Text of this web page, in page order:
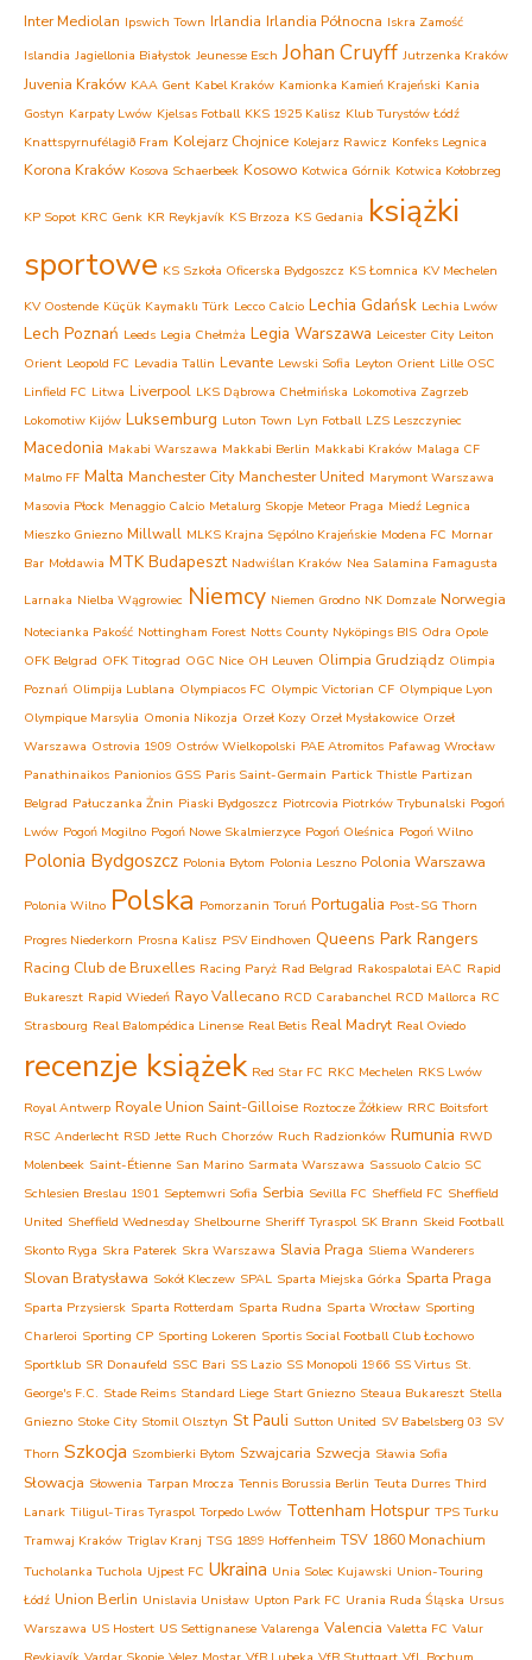
Inter Mediolan Ipswich Town Irlandia Irlandia Północna Iskra Zamość
Islandia Jagiellonia Białystok Jeunesse Esch Johan Cruyff Jutrzenka Kraków
Juvenia Kraków KAA Gent Kabel Kraków Kamionka Kamień Krajeński Kania
Gostyn Karpaty Lwów Kjelsas Fotball KKS 1925 Kalisz Klub Turystów Łódź
Knattspyrnufélagið Fram Kolejarz Chojnice Kolejarz Rawicz Konfeks Legnica
Korona Kraków Kosova Schaerbeek Kosowo Kotwica Górnik Kotwica Kołobrzeg
KP Sopot KRC Genk KR Reykjavík KS Brzoza KS Gedania książki
sportowe KS Szkoła Oficerska Bydgoszcz KS Łomnica KV Mechelen
KV Oostende Küçük Kaymaklı Türk Lecco Calcio Lechia Gdańsk Lechia Lwów
Lech Poznań Leeds Legia Chełmża Legia Warszawa Leicester City Leiton
Orient Leopold FC Levadia Tallin Levante Lewski Sofia Leyton Orient Lille OSC
Linfield FC Litwa Liverpool LKS Dąbrowa Chełmińska Lokomotiva Zagrzeb
Lokomotiw Kijów Luksemburg Luton Town Lyn Fotball LZS Leszczyniec
Macedonia Makabi Warszawa Makkabi Berlin Makkabi Kraków Malaga CF
Malmo FF Malta Manchester City Manchester United Marymont Warszawa
Masovia Płock Menaggio Calcio Metalurg Skopje Meteor Praga Miedź Legnica
Mieszko Gniezno Millwall MLKS Krajna Sępólno Krajeńskie Modena FC Mornar
Bar Mołdawia MTK Budapeszt Nadwiślan Kraków Nea Salamina Famagusta
Larnaka Nielba Wągrowiec Niemcy Niemen Grodno NK Domzale Norwegia
Notecianka Pakość Nottingham Forest Notts County Nyköpings BIS Odra Opole
OFK Belgrad OFK Titograd OGC Nice OH Leuven Olimpia Grudziądz Olimpia
Poznań Olimpija Lublana Olympiacos FC Olympic Victorian CF Olympique Lyon
Olympique Marsylia Omonia Nikozja Orzeł Kozy Orzeł Mysłakowice Orzeł
Warszawa Ostrovia 1909 Ostrów Wielkopolski PAE Atromitos Pafawag Wrocław
Panathinaikos Panionios GSS Paris Saint-Germain Partick Thistle Partizan
Belgrad Pałuczanka Żnin Piaski Bydgoszcz Piotrcovia Piotrków Trybunalski Pogoń
Lwów Pogoń Mogilno Pogoń Nowe Skalmierzyce Pogoń Oleśnica Pogoń Wilno
Polonia Bydgoszcz Polonia Bytom Polonia Leszno Polonia Warszawa
Polonia Wilno Polska Pomorzanin Toruń Portugalia Post-SG Thorn
Progres Niederkorn Prosna Kalisz PSV Eindhoven Queens Park Rangers
Racing Club de Bruxelles Racing Paryż Rad Belgrad Rakospalotai EAC Rapid
Bukareszt Rapid Wiedeń Rayo Vallecano RCD Carabanchel RCD Mallorca RC
Strasbourg Real Balompédica Linense Real Betis Real Madryt Real Oviedo
recenzje książek Red Star FC RKC Mechelen RKS Lwów
Royal Antwerp Royale Union Saint-Gilloise Roztocze Żółkiew RRC Boitsfort
RSC Anderlecht RSD Jette Ruch Chorzów Ruch Radzionków Rumunia RWD
Molenbeek Saint-Étienne San Marino Sarmata Warszawa Sassuolo Calcio SC
Schlesien Breslau 1901 Septemwri Sofia Serbia Sevilla FC Sheffield FC Sheffield
United Sheffield Wednesday Shelbourne Sheriff Tyraspol SK Brann Skeid Football
Skonto Ryga Skra Paterek Skra Warszawa Slavia Praga Sliema Wanderers
Slovan Bratysława Sokół Kleczew SPAL Sparta Miejska Górka Sparta Praga
Sparta Przysiersk Sparta Rotterdam Sparta Rudna Sparta Wrocław Sporting
Charleroi Sporting CP Sporting Lokeren Sportis Social Football Club Łochowo
Sportklub SR Donaufeld SSC Bari SS Lazio SS Monopoli 1966 SS Virtus St.
George's F.C. Stade Reims Standard Liege Start Gniezno Steaua Bukareszt Stella
Gniezno Stoke City Stomil Olsztyn St Pauli Sutton United SV Babelsberg 03 SV
Thorn Szkocja Szombierki Bytom Szwajcaria Szwecja Sławia Sofia
Słowacja Słowenia Tarpan Mrocza Tennis Borussia Berlin Teuta Durres Third
Lanark Tiligul-Tiras Tyraspol Torpedo Lwów Tottenham Hotspur TPS Turku
Tramwaj Kraków Triglav Kranj TSG 1899 Hoffenheim TSV 1860 Monachium
Tucholanka Tuchola Ujpest FC Ukraina Unia Solec Kujawski Union-Touring
Łódź Union Berlin Unislavia Unisław Upton Park FC Urania Ruda Śląska Ursus
Warszawa US Hostert US Settignanese Valarenga Valencia Valetta FC Valur